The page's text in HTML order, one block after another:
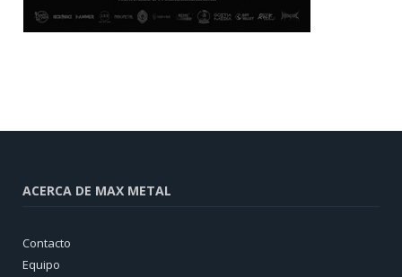
ACERCA DE MAX METAL
Contacto
Equipo